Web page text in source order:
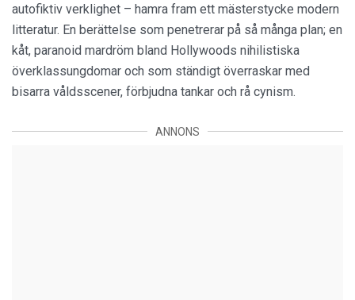
autofiktiv verklighet – hamra fram ett mästerstycke modern
litteratur. En berättelse som penetrerar på så många plan; en
kåt, paranoid mardröm bland Hollywoods nihilistiska
överklassungdomar och som ständigt överraskar med
bisarra våldsscener, förbjudna tankar och rå cynism.
ANNONS